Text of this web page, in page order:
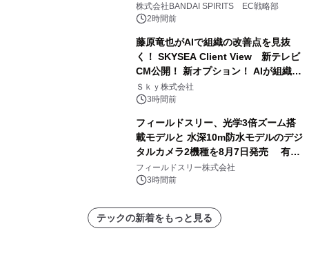
株式会社BANDAI SPIRITS EC戦略部
2時間前
藤原竜也がAIで組織の改善点を見抜
く！ SKYSEA Client View 新テレビ
CM公開！ 新オプション！ AIが組織の
業務実態を分析し労務改善を支援。 藤
原竜也メイキング動画公開 「もしAIが
る自信がある」「昨年の夏はカブトム
シを捕まえたり、虫と戦ったり…」
Ｓｋｙ株式会社
3時間前
フィールドスリー、光学3倍ズーム搭
載モデルと 水深10m防水モデルのデジ
タルカメラ2機種を8月7日発売 有効
約1300万画素、用途別に選べるコンデ
ジ新登場
フィールドスリー株式会社
3時間前
テックの新着をもっと見る